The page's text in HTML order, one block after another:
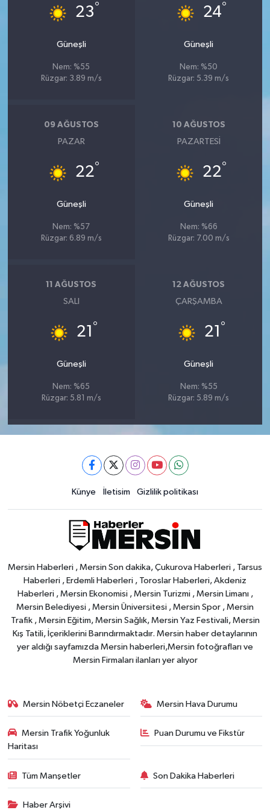
23°
Güneşli
Nem: %55
Rüzgar: 3.89 m/s
24°
Güneşli
Nem: %50
Rüzgar: 5.39 m/s
09 AĞUSTOS
PAZAR
22°
Güneşli
Nem: %57
Rüzgar: 6.89 m/s
10 AĞUSTOS
PAZARTESI
22°
Güneşli
Nem: %66
Rüzgar: 7.00 m/s
11 AĞUSTOS
SALI
21 °
Güneşli
Nem: %65
Rüzgar: 5.81 m/s
12 AĞUSTOS
ÇARŞAMBA
21 °
Güneşli
Nem: %55
Rüzgar: 5.89 m/s
Künye İletisim Gizlilik politikası
Mersin Haberleri , Mersin Son dakika, Çukurova Haberleri , Tarsus
Haberleri , Erdemli Haberleri , Toroslar Haberleri, Akdeniz
Haberleri , Mersin Ekonomisi , Mersin Turizmi , Mersin Limanı ,
Mersin Belediyesi , Mersin Üniversitesi , Mersin Spor , Mersin
Trafik , Mersin Eğitim, Mersin Sağlık, Mersin Yaz Festivali, Mersin
Kış Tatili, İçeriklerini Barındırmaktadır. Mersin haber detaylarının
yer aldığı sayfamızda Mersin haberleri,Mersin fotoğrafları ve
Mersin Firmaları ilanları yer alıyor
Mersin Nöbetçi Eczaneler Mersin Hava Durumu
Mersin Trafik Yoğunluk
Haritası
Puan Durumu ve Fikstür
Tüm Manşetler Son Dakika Haberleri
Haber Arşivi